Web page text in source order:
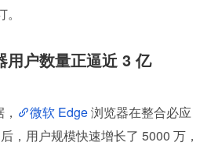
用户数量正逼近 3 亿
微软 Edge 浏览器在整合必应
，用户规模快速增长了 5000 万，